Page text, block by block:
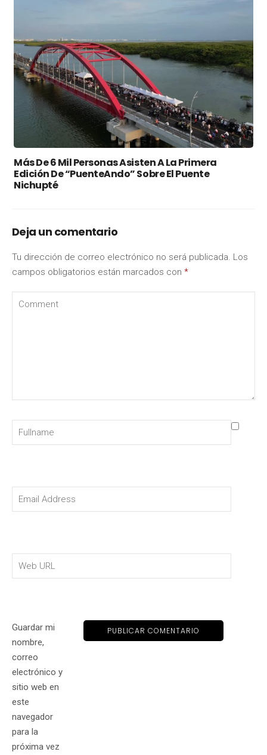
Más De 6 Mil Personas Asisten A La Primera
Edición De “PuenteAndo” Sobre El Puente
Nichupté
Deja un comentario
Tu dirección de correo electrónico no será publicada. Los
campos obligatorios están marcados con *
Guardar mi
nombre,
correo
electrónico y
sitio web en
este
navegador
para la
próxima vez